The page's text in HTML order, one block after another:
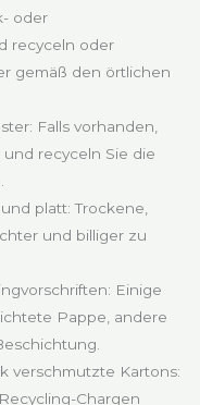
oder
recyceln oder
gemäß den örtlichen
Falls vorhanden,
recyceln Sie die
platt: Trockene,
und billiger zu
Einige
Pappe, andere
verschmutzte Kartons:
Chargen